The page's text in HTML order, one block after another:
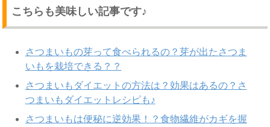
こちらも美味しい記事です♪
さつまいもの芽って食べられるの？芽が出たさつま
いもを栽培できる？？
さつまいもダイエットの方法は？効果はあるの？さ
つまいもダイエットレシピも♪
さつまいもは便秘に逆効果！？食物繊維がカギを握